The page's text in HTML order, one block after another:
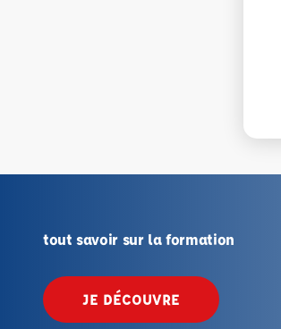
tout savoir sur la formation
JE DÉCOUVRE